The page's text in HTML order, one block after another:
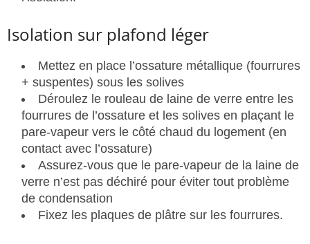
Isolation sur plafond léger
Mettez en place l’ossature métallique (fourrures
+ suspentes) sous les solives
Déroulez le rouleau de laine de verre entre les
fourrures de l’ossature et les solives en plaçant le
pare-vapeur vers le côté chaud du logement (en
contact avec l’ossature)
Assurez-vous que le pare-vapeur de la laine de
verre n’est pas déchiré pour éviter tout problème
de condensation
Fixez les plaques de plâtre sur les fourrures.